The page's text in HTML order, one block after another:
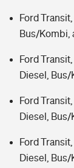
Ford Transit,
Bus/Kombi,
Ford Transit,
Diesel, Bus/
Ford Transit,
Diesel, Bus/
Ford Transit,
Diesel, Bus/